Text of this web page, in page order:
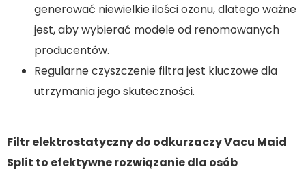
generować niewielkie ilości ozonu, dlatego ważne
jest, aby wybierać modele od renomowanych
producentów.
Regularne czyszczenie filtra jest kluczowe dla
utrzymania jego skuteczności.
Filtr elektrostatyczny do odkurzaczy Vacu Maid
Split to efektywne rozwiązanie dla osób